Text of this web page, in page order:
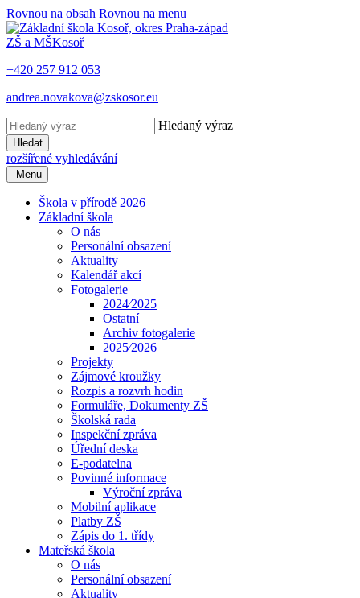
Rovnou na obsah Rovnou na menu
ZŠ a MŠKosoř
+420 257 912 053
andrea.novakova@zskosor.eu
Hledaný výraz
Hledat
rozšířené vyhledávání
Menu
Škola v přírodě 2026
Základní škola
O nás
Personální obsazení
Aktuality
Kalendář akcí
Fotogalerie
2024⁄2025
Ostatní
Archiv fotogalerie
2025⁄2026
Projekty
Zájmové kroužky
Rozpis a rozvrh hodin
Formuláře, Dokumenty ZŠ
Školská rada
Inspekční zpráva
Úřední deska
E-podatelna
Povinné informace
Výroční zpráva
Mobilní aplikace
Platby ZŠ
Zápis do 1. třídy
Mateřská škola
O nás
Personální obsazení
Aktuality